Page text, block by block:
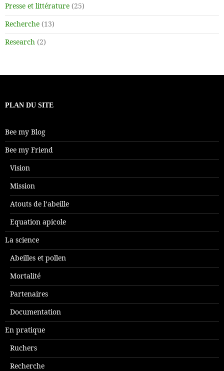
Presse et littérature (25)
Recherche (13)
Research (2)
PLAN DU SITE
Bee my Blog
Bee my Friend
Vision
Mission
Atouts de l’abeille
Equation apicole
La science
Abeilles et pollen
Mortalité
Partenaires
Documentation
En pratique
Ruchers
Recherche